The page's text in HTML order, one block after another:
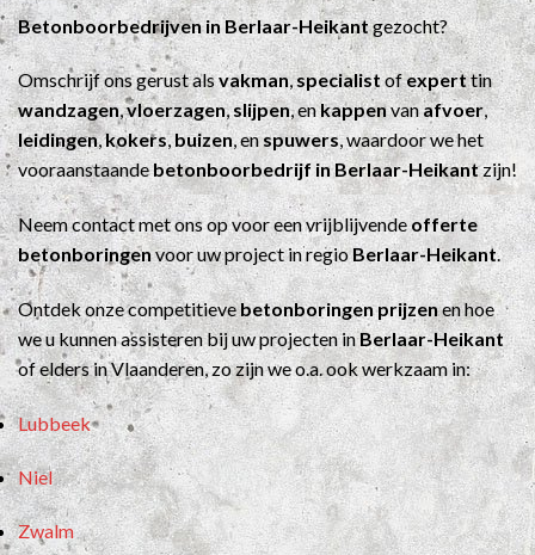
Betonboorbedrijven in Berlaar-Heikantgezocht?
Omschrijf ons gerust alsvakman,specialistofexperttin
wandzagen,vloerzagen,slijpen, enkappenvanafvoer,
leidingen,kokers,buizen, enspuwers, waardoor we het
vooraanstaandebetonboorbedrijf in Berlaar-Heikantzijn!
Neem contact met ons op voor een vrijblijvendeofferte
betonboringenvoor uw project in regioBerlaar-Heikant.
Ontdek onze competitievebetonboringen prijzenen hoe
we u kunnen assisteren bij uw projecten inBerlaar-Heikant
of elders in Vlaanderen, zo zijn we o.a. ook werkzaam in:
Lubbeek
Niel
Zwalm